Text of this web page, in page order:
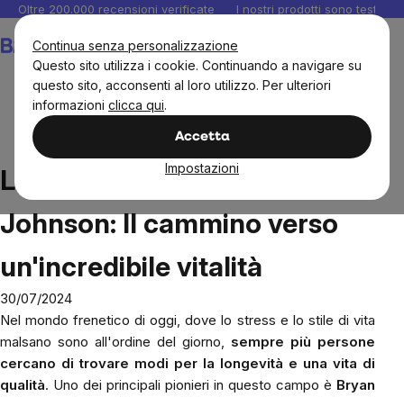
Continua senza personalizzazione
Questo sito utilizza i cookie. Continuando a navigare su
questo sito, acconsenti al loro utilizzo. Per ulteriori
informazioni clicca qui.
Accetta
Impostazioni
Salta
contenuto
Oltre 200.000 recensioni verificate I nostri prodotti sono testati
Longevità secondo Bryan Johnson: Il cammino
verso un'incredibile vitalità
Longevità secondo Bryan
Johnson: Il cammino verso
un'incredibile vitalità
30/07/2024
Nel mondo frenetico di oggi, dove lo stress e lo stile di vita
malsano sono all'ordine del giorno, sempre più persone
cercano di trovare modi per la longevità e una vita di
qualità. Uno dei principali pionieri in questo campo è Bryan